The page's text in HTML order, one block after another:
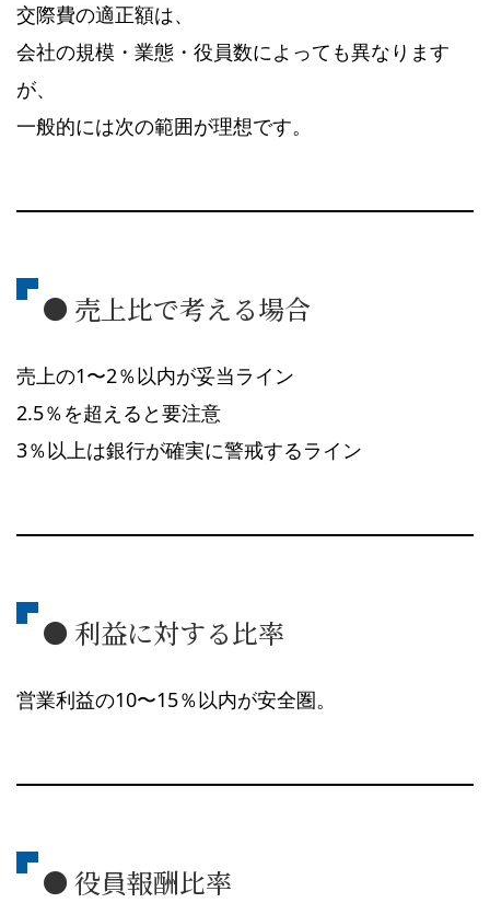
交際費の適正額は、
会社の規模・業態・役員数によっても異なります
が、
一般的には次の範囲が理想です。
● 売上比で考える場合
売上の1〜2％以内が妥当ライン
2.5％を超えると要注意
3％以上は銀行が確実に警戒するライン
● 利益に対する比率
営業利益の10〜15％以内が安全圏。
● 役員報酬比率